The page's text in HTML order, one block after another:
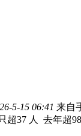
5-15 06:41 来自
超37 人 去年超